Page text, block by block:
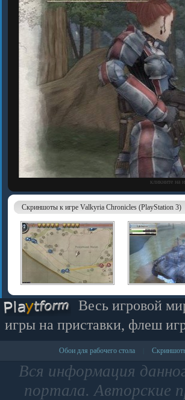
кликните на
Скриншоты к игре Valkyria Chronicles (PlayStation 3)
Весь игровой
игры на приставки, флеш
Обои для рабочего стола
Вся информация
портала. Авторские